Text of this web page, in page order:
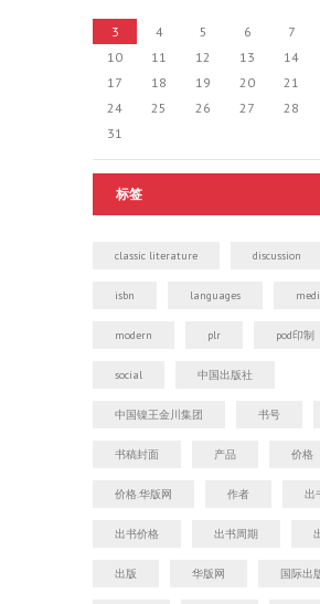
3
4 5 6 7
10
11 12 13 14
17
18 19 20 21
24
25 26 27 28
31
标签
classic literature discussion
isbn languages
modern plr pod印制
social 中国出版社
中国镍王金川集团 书号
书稿封面 产品 价格
价格.华版网 作者 出
出书价格 出书周期
出版 华版网 国际出